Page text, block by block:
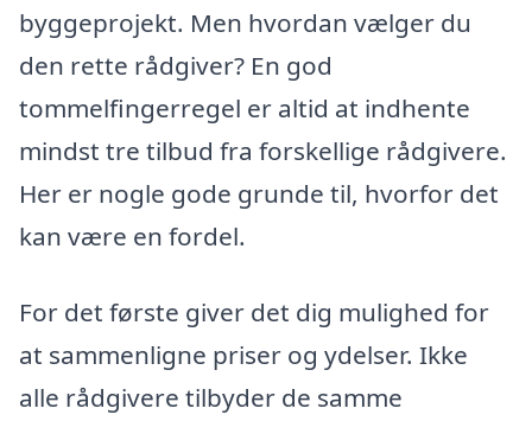
byggeprojekt. Men hvordan vælger du
den rette rådgiver? En god
tommelfingerregel er altid at indhente
mindst tre tilbud fra forskellige rådgivere.
Her er nogle gode grunde til, hvorfor det
kan være en fordel.
For det første giver det dig mulighed for
at sammenligne priser og ydelser. Ikke
alle rådgivere tilbyder de samme